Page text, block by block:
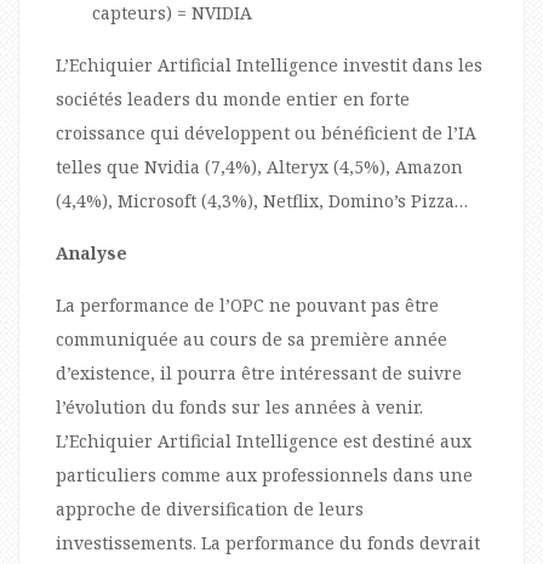
capteurs) = NVIDIA
L’Echiquier Artificial Intelligence investit dans les
sociétés leaders du monde entier en forte
croissance qui développent ou bénéficient de l’IA
telles que Nvidia (7,4%), Alteryx (4,5%), Amazon
(4,4%), Microsoft (4,3%), Netflix, Domino’s Pizza…
Analyse
La performance de l’OPC ne pouvant pas être
communiquée au cours de sa première année
d’existence, il pourra être intéressant de suivre
l’évolution du fonds sur les années à venir.
L’Echiquier Artificial Intelligence est destiné aux
particuliers comme aux professionnels dans une
approche de diversification de leurs
investissements. La performance du fonds devrait